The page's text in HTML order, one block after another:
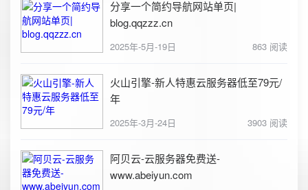
分享一个简约导航网站单页|
blog.qqzzz.cn
2025年-5月-19日 863 阅读
火山引擎-新人特惠云服务器低至79元/
年
2025年-3月-24日 3903 阅读
阿贝云-云服务器免费送-
www.abeiyun.com